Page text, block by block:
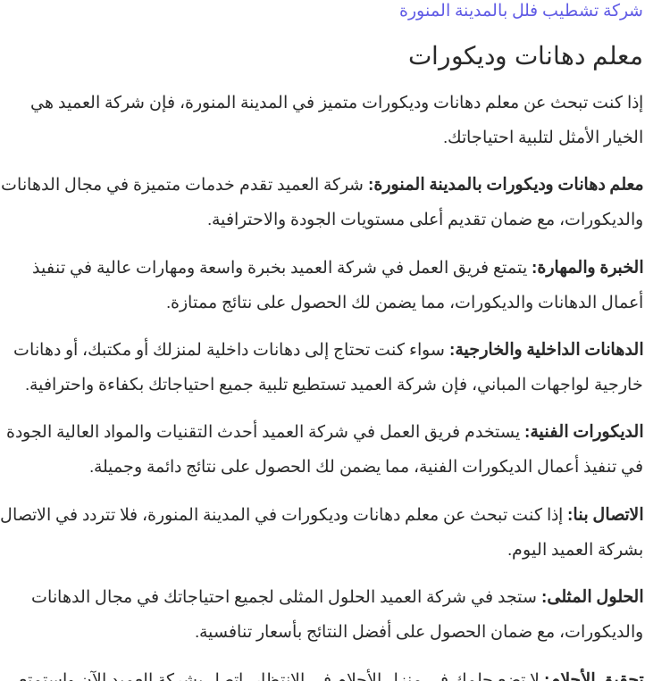
شركة تشطيب فلل بالمدينة المنورة
معلم دهانات وديكورات
إذا كنت تبحث عن معلم دهانات وديكورات متميز في المدينة المنورة، فإن شركة العميد هي
الخيار الأمثل لتلبية احتياجاتك.
معلم دهانات وديكورات بالمدينة المنورة: شركة العميد تقدم خدمات متميزة في مجال الدهانات
والديكورات، مع ضمان تقديم أعلى مستويات الجودة والاحترافية.
الخبرة والمهارة: يتمتع فريق العمل في شركة العميد بخبرة واسعة ومهارات عالية في تنفيذ
أعمال الدهانات والديكورات، مما يضمن لك الحصول على نتائج ممتازة.
الدهانات الداخلية والخارجية: سواء كنت تحتاج إلى دهانات داخلية لمنزلك أو مكتبك، أو دهانات
خارجية لواجهات المباني، فإن شركة العميد تستطيع تلبية جميع احتياجاتك بكفاءة واحترافية.
الديكورات الفنية: يستخدم فريق العمل في شركة العميد أحدث التقنيات والمواد العالية الجودة
في تنفيذ أعمال الديكورات الفنية، مما يضمن لك الحصول على نتائج دائمة وجميلة.
الاتصال بنا: إذا كنت تبحث عن معلم دهانات وديكورات في المدينة المنورة، فلا تتردد في الاتصال
بشركة العميد اليوم.
الحلول المثلى: ستجد في شركة العميد الحلول المثلى لجميع احتياجاتك في مجال الدهانات
والديكورات، مع ضمان الحصول على أفضل النتائج بأسعار تنافسية.